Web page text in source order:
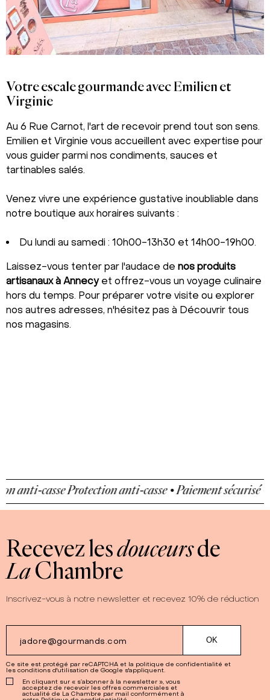
Votre escale gourmande avec Emilien et
Virginie
Au 6 Rue Carnot, l'art de recevoir prend tout son sens.
Emilien et Virginie vous accueillent avec expertise pour
vous guider parmi nos condiments, sauces et
tartinables salés.
Venez vivre une expérience gustative inoubliable dans
notre boutique aux horaires suivants :
Du lundi au samedi : 10h00-13h30 et 14h00-19h00.
Laissez-vous tenter par l'audace de nos produits
artisanaux à Annecyet offrez-vous un voyage culinaire
hors du temps. Pour préparer votre visite ou explorer
nos autres adresses, n'hésitez pas à Découvrir tous
nos magasins.
casseProtection anti-casse • Paiement sécurisé •
Recevez lesdouceursde
LaChambre
Inscrivez-vous à notre newsletter et recevez 10% de réduction
Ce site est protégé par reCAPTCHA et la politique de confidentialité et
les conditions d'utilisation de Google s'appliquent.
En cliquant sur « s’abonner à la newsletter », vous
acceptez de recevoir les offres commerciales et
actualité de La Chambre par mail conformément à